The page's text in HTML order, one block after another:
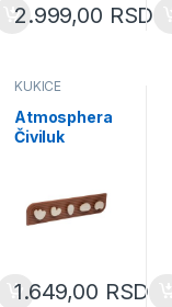
2.999,00 RSD
KUKICE
Atmosphera
Čiviluk
(195272)
1.649,00 RSD